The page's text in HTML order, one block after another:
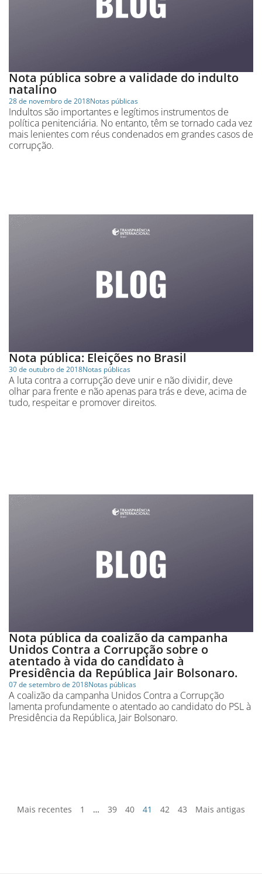
Nota pública sobre a validade do indulto
natalino
28 de novembro de 2018Notas públicas
Indultos são importantes e legítimos instrumentos de
política penitenciária. No entanto, têm se tornado cada vez
mais lenientes com réus condenados em grandes casos de
corrupção.
Nota pública: Eleições no Brasil
30 de outubro de 2018Notas públicas
A luta contra a corrupção deve unir e não dividir, deve
olhar para frente e não apenas para trás e deve, acima de
tudo, respeitar e promover direitos.
Nota pública da coalizão da campanha
Unidos Contra a Corrupção sobre o
atentado à vida do candidato à
Presidência da República Jair Bolsonaro.
07 de setembro de 2018Notas públicas
A coalizão da campanha Unidos Contra a Corrupção
lamenta profundamente o atentado ao candidato do PSL à
Presidência da República, Jair Bolsonaro.
Mais recentes 1 … 39 40 41 42 43 Mais antigas